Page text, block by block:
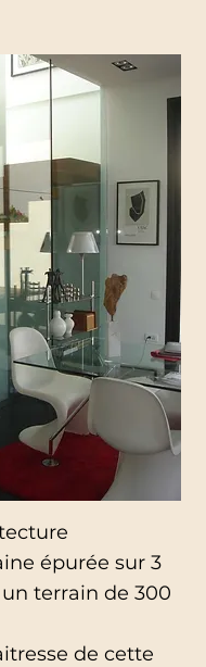
épurée sur 3
terrain de 300
de cette